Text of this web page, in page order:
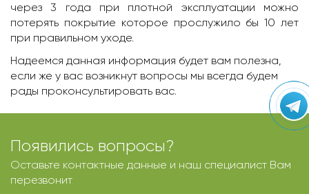
через 3 года при плотной эксплуатации можно
потерять покрытие которое прослужило бы 10 лет
при правильном уходе.
Надеемся данная информация будет вам полезна,
если же у вас возникнут вопросы мы всегда будем
рады проконсультировать вас.
Появились вопросы?
Оставьте контактные данные и наш специалист Вам
перезвонит